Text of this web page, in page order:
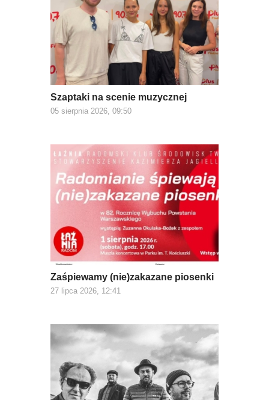
Szaptaki na scenie muzycznej
05 sierpnia 2026, 09:50
Zaśpiewamy (nie)zakazane piosenki
27 lipca 2026, 12:41